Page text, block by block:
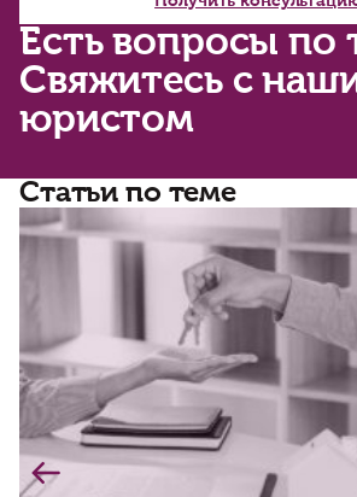
Есть вопросы по
Свяжитесь с
юристом
Статьи по теме